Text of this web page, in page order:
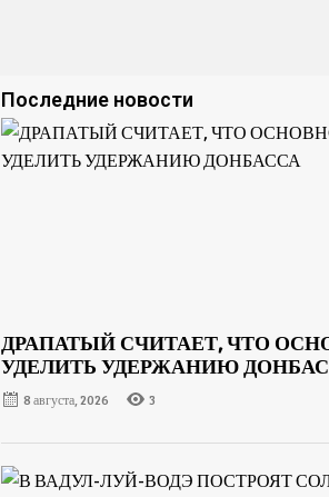
Последние новости
ДРАПАТЫЙ СЧИТАЕТ, ЧТО
УДЕЛИТЬ УДЕРЖАНИЮ
8 августа, 2026 3